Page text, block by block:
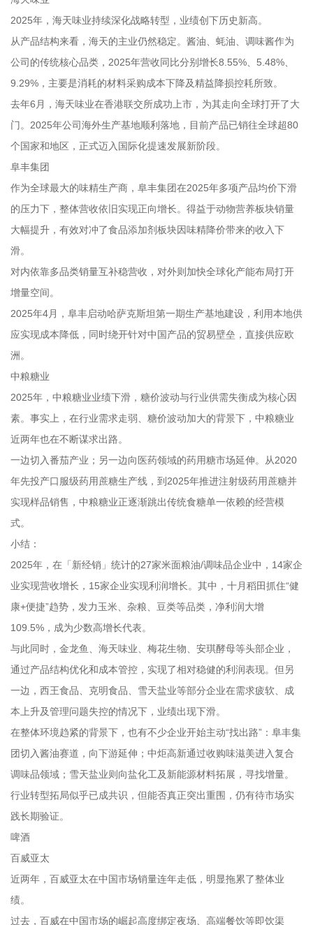
2025年，海天味业持续深化战略转型，业绩创下历史新高。
从产品结构来看，海天的主业仍然稳定。酱油、蚝油、调味酱作为
公司的传统核心品类，2025年营收同比分别增长8.55%、5.48%、
9.29%，主要是消耗的材料采购成本下降及精益降损控耗所致。
去年6月，海天味业在香港联交所成功上市，为其走向全球打开了大
门。2025年公司海外生产基地顺利落地，目前产品已销往全球超80
个国家和地区，正式迈入国际化提速发展新阶段。
阜丰集团
作为全球最大的味精生产商，阜丰集团在2025年多项产品均价下滑
的压力下，整体营收依旧实现正向增长。得益于动物营养板块销量
大幅提升，有效对冲了食品添加剂板块因味精降价带来的收入下
滑。
对内依靠多品类销量互补稳营收，对外则加快全球化产能布局打开
增量空间。
2025年4月，阜丰启动哈萨克斯坦第一期生产基地建设，利用本地供
应实现成本降低，同时绕开针对中国产品的贸易壁垒，直接供应欧
洲。
中粮糖业
2025年，中粮糖业业绩下滑，糖价波动与行业供需失衡成为核心因
素。事实上，在行业需求走弱、糖价波动加大的背景下，中粮糖业
近两年也在不断谋求出路。
一边切入番茄产业；另一边向医药领域的药用糖市场延伸。从2020
年先投产口服级药用蔗糖生产线，到2025年推进注射级药用蔗糖并
实现样品销售，中粮糖业正逐渐跳出传统食糖单一依赖的经营模
式。
小结：
2025年，在「新经销」统计的27家米面粮油/调味品企业中，14家企
业实现营收增长，15家企业实现利润增长。其中，十月稻田抓住“健
康+便捷”趋势，发力玉米、杂粮、豆类等品类，净利润大增
109.5%，成为少数高增长代表。
与此同时，金龙鱼、海天味业、梅花生物、安琪酵母等头部企业，
通过产品结构优化和成本管控，实现了相对稳健的利润表现。但另
一边，西王食品、克明食品、雪天盐业等部分企业在需求疲软、成
本上升及管理问题失控的情况下，业绩出现下滑。
在整体环境趋紧的背景下，也有不少企业开始主动“找出路”：阜丰集
团切入酱油赛道，向下游延伸；中炬高新通过收购味滋美进入复合
调味品领域；雪天盐业则向盐化工及新能源材料拓展，寻找增量。
行业转型拓局似乎已成共识，但能否真正突出重围，仍有待市场实
践长期验证。
啤酒
百威亚太
近两年，百威亚太在中国市场销量连年走低，明显拖累了整体业
绩。
过去，百威在中国市场的崛起高度绑定夜场、高端餐饮等即饮渠